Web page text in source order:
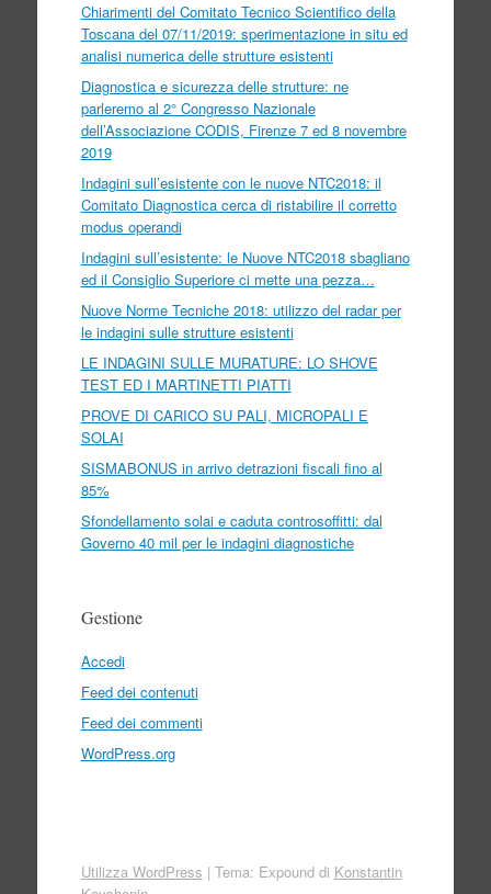
Chiarimenti del Comitato Tecnico Scientifico della
Toscana del 07/11/2019: sperimentazione in situ ed
analisi numerica delle strutture esistenti
Diagnostica e sicurezza delle strutture: ne
parleremo al 2° Congresso Nazionale
dell’Associazione CODIS, Firenze 7 ed 8 novembre
2019
Indagini sull’esistente con le nuove NTC2018: il
Comitato Diagnostica cerca di ristabilire il corretto
modus operandi
Indagini sull’esistente: le Nuove NTC2018 sbagliano
ed il Consiglio Superiore ci mette una pezza…
Nuove Norme Tecniche 2018: utilizzo del radar per
le indagini sulle strutture esistenti
LE INDAGINI SULLE MURATURE: LO SHOVE
TEST ED I MARTINETTI PIATTI
PROVE DI CARICO SU PALI, MICROPALI E
SOLAI
SISMABONUS in arrivo detrazioni fiscali fino al
85%
Sfondellamento solai e caduta controsoffitti: dal
Governo 40 mil per le indagini diagnostiche
Gestione
Accedi
Feed dei contenuti
Feed dei commenti
WordPress.org
Utilizza WordPress | Tema: Expound di Konstantin